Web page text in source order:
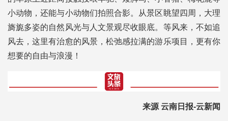
小动物，还能与小动物们拍照合影。从景区眺望四周，大理
旖旎多姿的自然风光与人文景观尽收眼底。等风来，不如追
风去，这里有治愈的风景，松弛感拉满的游乐项目，更有你
想要的自由与浪漫！
来源 云南日报-云新闻